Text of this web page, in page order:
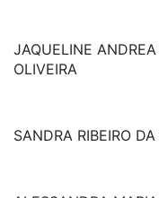
JAQUELINE
OLIVEIRA
SANDRA RIBEIRO